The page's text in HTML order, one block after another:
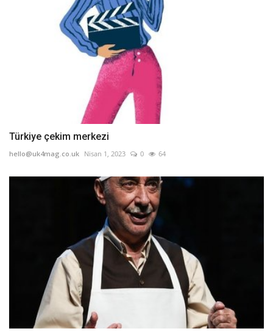
Türkiye çekim merkezi
hello@uk4mag.co.uk Nisan 1, 2023 0 64